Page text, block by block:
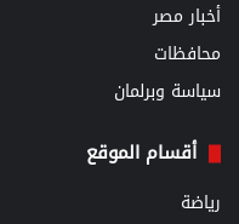
أخبار مصر
محافظات
سياسة وبرلمان
أقسام الموقع
رياضة